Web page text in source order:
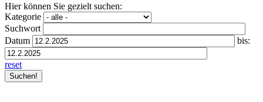
Hier können Sie gezielt suchen:
Kategorie
Suchwort
Datum
bis:
reset